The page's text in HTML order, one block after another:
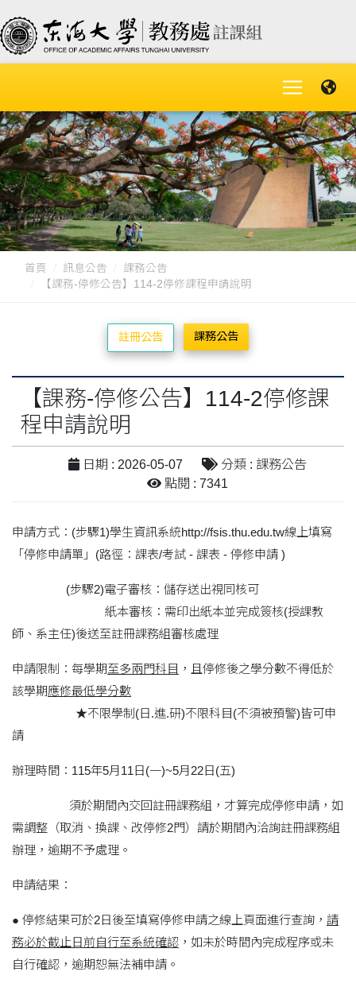
首頁 訊息公告
課務公告
【課務-停修公告】114-2停修課程申請說明
註冊公告 課務公告
【課務-停修公告】114-2停修課
程申請說明
日期 : 2026-05-07
分類 : 課務公告
點閱 : 7341
申請方式：(步驟1)學生資訊系統http://fsis.thu.edu.tw線上填寫
「停修申請單」(路徑：課表/考試 - 課表 - 停修申請 )
(步驟2)電子審核：儲存送出視同核可
紙本審核：需印出紙本並完成簽核(授課教
師、系主任)後送至註冊課務組審核處理
申請限制：每學期至多兩門科目 ，且停修後之學分數不得低於
該學期應修最低學分數
★不限學制(日.進.研)不限科目(不須被預警)皆可申
請
辦理時間：115年5月11日(一)~5月22日(五)
須於期間內交回註冊課務組，才算完成停修申請，如
需調整（取消、換課、改停修2門）請於期間內洽詢註冊課務組
辦理，逾期不予處理。
申請結果：
● 停修結果可於2日後至填寫停修申請之線上頁面進行查詢， 請
務必於截止日前自行至系統確認 ，如未於時間內完成程序或未
自行確認，逾期恕無法補申請。